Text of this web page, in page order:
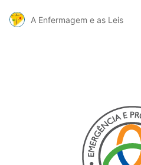
A Enfermagem e as Leis